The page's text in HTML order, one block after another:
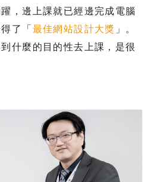
，邊上課就已經邊完成電腦
了「 最佳網站設計大獎 」。
什麼的目的性去上課，是很